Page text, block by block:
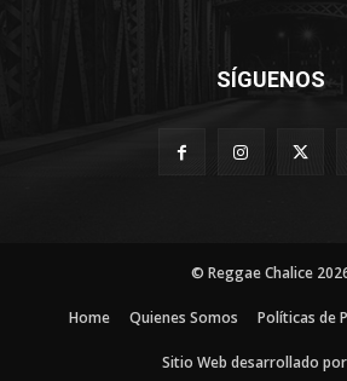
SÍGUENOS
© Reggae Chalice
Home Quienes Somos Políticas de
Sitio Web desarrollado por